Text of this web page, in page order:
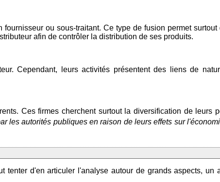
ou sous-traitant. Ce type de fusion permet
afin de contrôler la distribution de ses produits.
Cependant, leurs activités présentent des liens de
Ces firmes cherchent surtout la diversification de leurs
les autorités publiques en raison de leurs effets sur
d'en articuler l'analyse autour de grands aspects, un